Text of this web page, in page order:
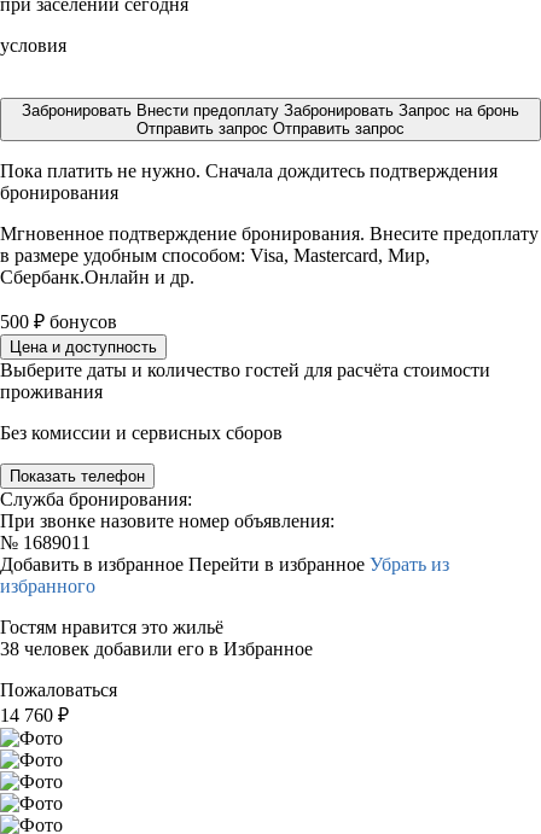
при заселении сегодня
условия
Забронировать Внести предоплату Забронировать Запрос на бронь
Отправить запрос Отправить запрос
Пока платить не нужно. Сначала дождитесь подтверждения
бронирования
Мгновенное подтверждение бронирования. Внесите предоплату
в размере удобным способом: Visa, Mastercard, Мир,
Сбербанк.Онлайн и др.
500 ₽ бонусов
Цена и доступность
Выберите даты и количество гостей для расчёта стоимости
проживания
Без комиссии и сервисных сборов
Показать телефон
Служба бронирования:
При звонке назовите номер объявления:
№ 1689011
Добавить в избранное Перейти в избранное Убрать из
избранного
Гостям нравится это жильё
38 человек добавили его в Избранное
Пожаловаться
14 760 ₽